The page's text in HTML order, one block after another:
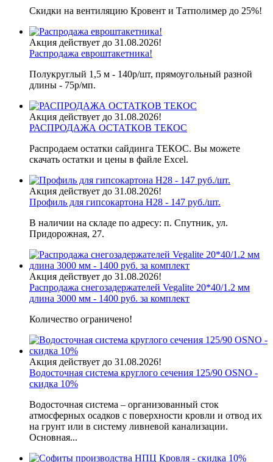
Скидки на вентиляцию Кровент и Татполимер до 25%!
Акция действует до 31.08.2026!
Распродажа евроштакетника!
Полукруглый 1,5 м - 140р/шт, прямоугольный разной
длины - 75р/мп.
Акция действует до 31.08.2026!
РАСПРОДАЖА ОСТАТКОВ ТЕКОС
Распродаем остатки сайдинга ТЕКОС. Вы можете
скачать остатки и цены в файле Excel.
Акция действует до 31.08.2026!
Профиль для гипсокартона H28 - 147 руб./шт.
В наличии на складе по адресу: п. Спутник, ул.
Придорожная, 27.
Акция действует до 31.08.2026!
Распродажа снегозадержателей Vegalite 20*40/1.2 мм
длина 3000 мм - 1400 руб. за комплект
Количество ограничено!
Акция действует до 31.08.2026!
Водосточная система круглого сечения 125/90 OSNO -
скидка 10%
Водосточная система – организованный сток
атмосферных осадков с поверхности кровли и отвод их
на грунт или в систему ливневой канализации.
Основная...